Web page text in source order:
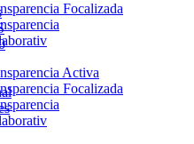
Focalizada
Activa
Focalizada